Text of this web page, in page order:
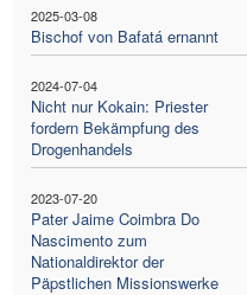
2025-03-08
Bischof von Bafatá ernannt
2024-07-04
Nicht nur Kokain: Priester
fordern Bekämpfung des
Drogenhandels
2023-07-20
Pater Jaime Coimbra Do
Nascimento zum
Nationaldirektor der
Päpstlichen Missionswerke